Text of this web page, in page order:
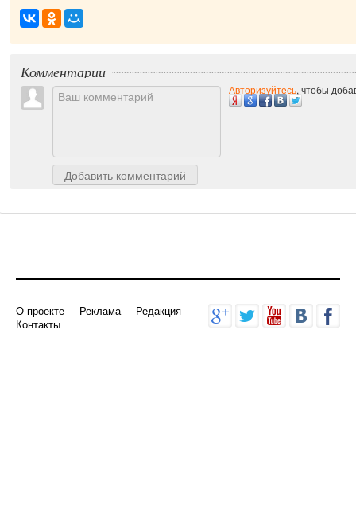
Комментарии
Добавить комментарий
Авторизуйтесь, чтобы
О проекте Реклама
Редакция
Контакты